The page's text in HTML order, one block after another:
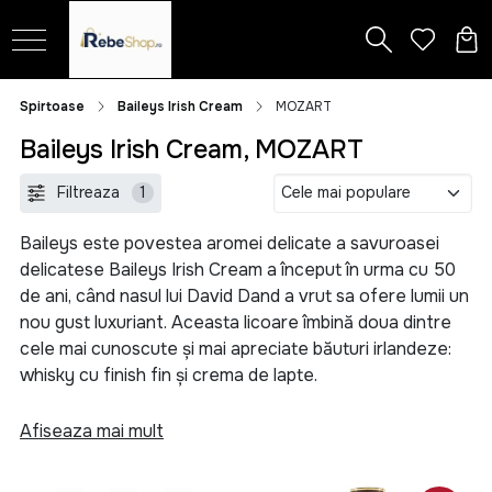
Spirtoase Baileys Irish Cream MOZART
Baileys Irish Cream, MOZART
Filtreaza 1
Baileys este povestea aromei delicate a savuroasei
delicatese Baileys Irish Cream a început în urma cu 50
de ani, când nasul lui David Dand a vrut sa ofere lumii un
nou gust luxuriant. Aceasta licoare îmbină doua dintre
cele mai cunoscute și mai apreciate băuturi irlandeze:
whisky cu finish fin și crema de lapte.
De la versiunea creata cu un mixer obișnuit de
bucătărie la forma actuală se remarcă perseverența și
Afiseaza mai mult